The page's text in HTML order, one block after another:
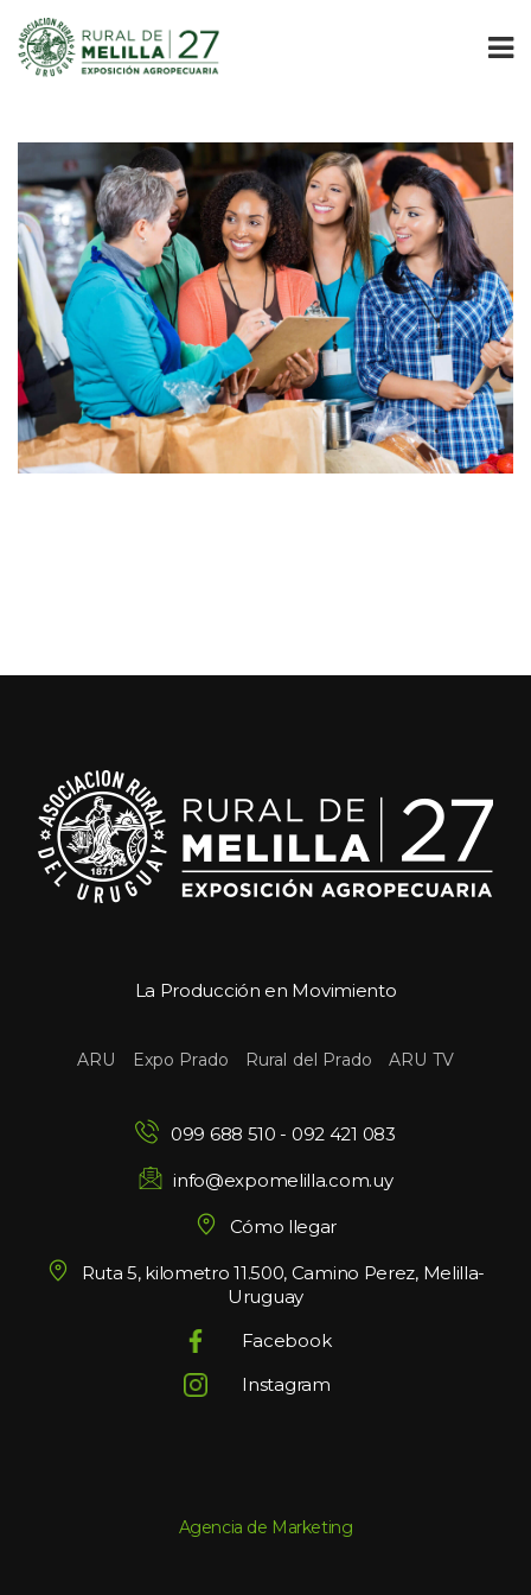
La Producción en Movimiento
ARU Expo Prado Rural del Prado ARU TV
099 688 510 - 092 421 083
info@expomelilla.com.uy
Cómo llegar
Ruta 5, kilometro 11.500, Camino Perez, Melilla-
Uruguay
Facebook
Instagram
Agencia de Marketing